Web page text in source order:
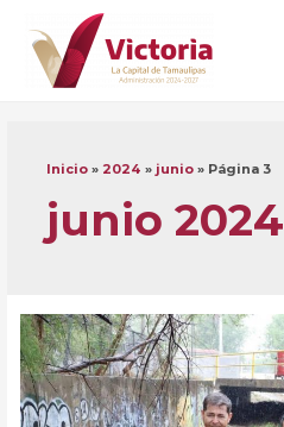
contenido
Inicio 2024 junio Página 3
junio 2024